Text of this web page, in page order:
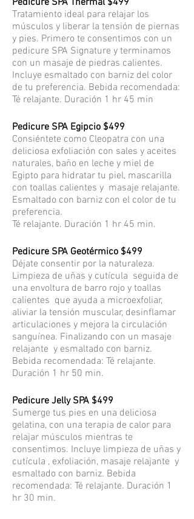
Pedicure SPA Thermal $499
Tratamiento ideal para relajar los
músculos y liberar la tensión de piernas
y pies. Primero te consentimos con un
pedicure SPA Signature y terminamos
con un masaje de piedras calientes.
Incluye esmaltado con barniz del color
de tu preferencia. Bebida recomendada:
Té relajante. Duración 1 hr 45 min
Pedicure SPA Egipcio $499
Consiéntete como Cleopatra con una
deliciosa exfoliación con sales y aceites
naturales, baño en leche y miel de
Egipto para hidratar tu piel, mascarilla
con toallas calientes y masaje relajante.
Esmaltado con barniz con el color de tu
preferencia.
Té relajante. Duración 1 hr 45 min.
Pedicure SPA Geotérmico $499
Déjate consentir por la naturaleza.
Limpieza de uñas y cutícula seguida de
una envoltura de barro rojo y toallas
calientes que ayuda a microexfoliar,
aliviar la tensión muscular, desinflamar
articulaciones y mejora la circulación
sanguínea. Finalizando con un masaje
relajante y esmaltado con barniz.
Bebida recomendada: Té relajante.
Duración 1 hr 50 min.
Pedicure Jelly SPA $499
Sumerge tus pies en una deliciosa
gelatina, con una terapia de calor para
relajar músculos mientras te
consentimos. Incluye limpieza de uñas y
cutícula , exfoliación, masaje relajante y
esmaltado con barniz. Bebida
recomendada: Té relajante. Duración 1
hr 30 min.